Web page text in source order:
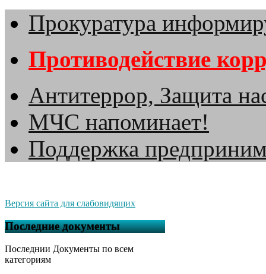
Прокуратура
Противодействие
Антитеррор, Защита
МЧС напоминает!
Поддержка
Версия сайта для слабовидящих
Последние документы
Последнии Документы по всем
категориям